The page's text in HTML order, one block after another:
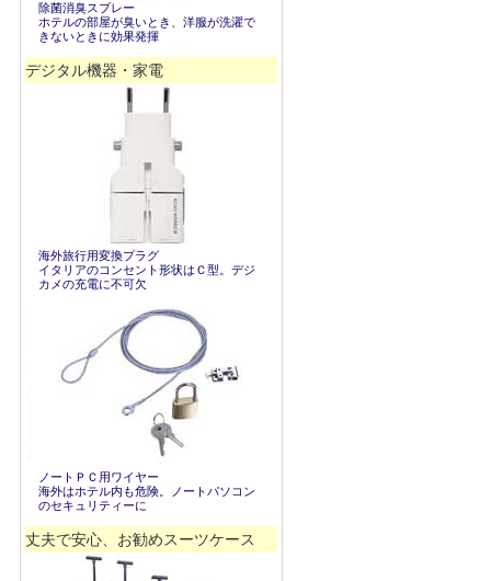
除菌消臭スプレー
ホテルの部屋が臭いとき、洋服が洗濯で
きないときに効果発揮
デジタル機器・家電
海外旅行用変換プラグ
イタリアのコンセント形状はＣ型。デジ
カメの充電に不可欠
ノートＰＣ用ワイヤー
海外はホテル内も危険。ノートパソコン
のセキュリティーに
丈夫で安心、お勧めスーツケース